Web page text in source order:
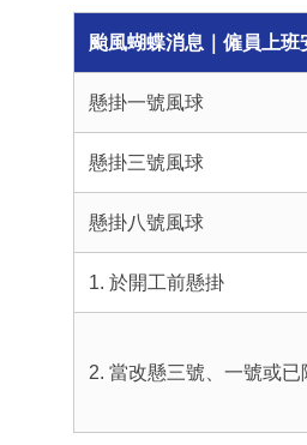
颱風蝴蝶消息｜僱員上班
懸掛一號風球
懸掛三號風球
懸掛八號風球
1. 於開工前懸掛
2. 當改懸三號、一號或